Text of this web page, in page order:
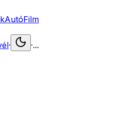
AutóFilm
· ·...